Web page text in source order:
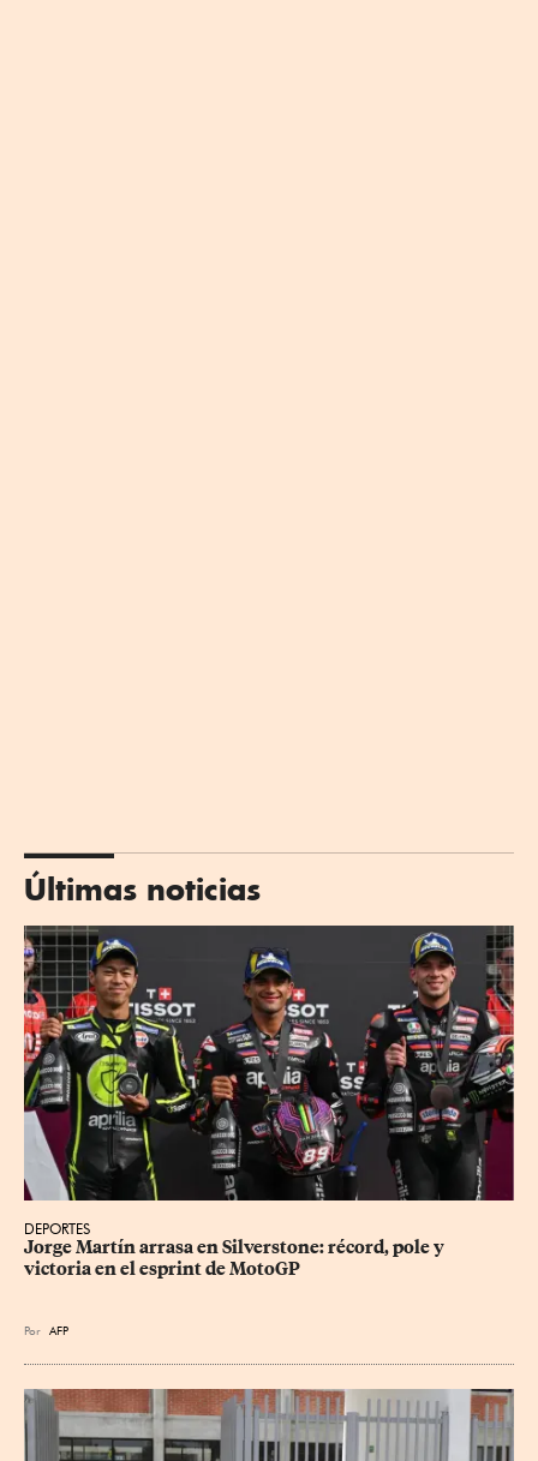
Últimas noticias
DEPORTES
Jorge Martín arrasa en Silverstone: récord, pole y
victoria en el esprint de MotoGP
Por AFP